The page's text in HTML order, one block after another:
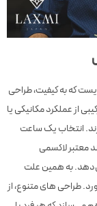
که به کیفیت، طراحی
از عملکرد مکانیکی یا
انتخاب یک ساعت
معتبر لاکسمی
به همین علت
طراحی های متنوع، از